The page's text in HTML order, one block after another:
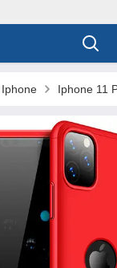
Iphone Iphone 11